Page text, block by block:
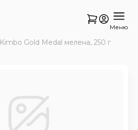
Меню
Kimbo Gold Medal мелена, 250 г